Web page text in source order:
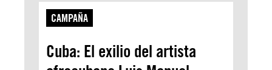
CAMPAÑA
Cuba: El exilio del artista